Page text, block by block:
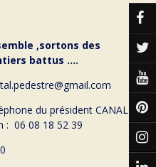
,sortons des
battus ….
du président CANAL
: 06 08 18 52 39